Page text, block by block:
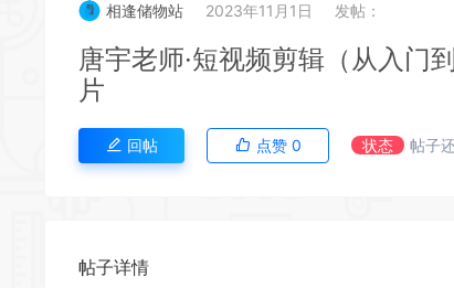
相逢储物站 2023年11月1日 发帖：
唐宇老师·短视频剪辑（从入门
片
回帖 点赞 0 状态 帖子
帖子详情